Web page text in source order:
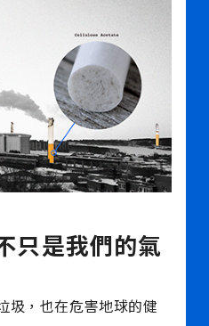
只是我們的氣
圾，也在危害地球的健